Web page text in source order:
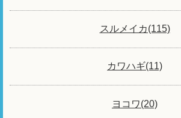
スルメイカ(115)
カワハギ(11)
ヨコワ(20)